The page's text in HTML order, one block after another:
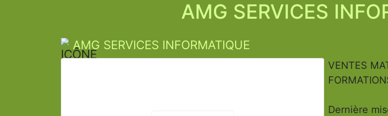
AMG SERVICES
AMG SERVICES INFORMATIQUE
VENTES
Dernière